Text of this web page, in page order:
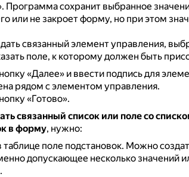
Программа сохранит выбранное
или не закроет форму, но при этом
связанный элемент управления,
поле, к которому должен быть
«Далее» и ввести подпись для
рядом с элементом управления.
«Готово».
связанный список или поле со
в форму, нужно:
таблице поле подстановок. Можно
допускающее несколько значений